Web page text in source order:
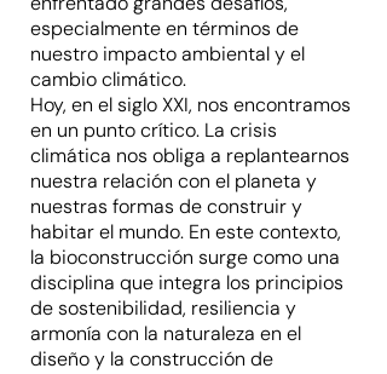
especialmente en términos de
nuestro impacto ambiental y el
cambio climático.
Hoy, en el siglo XXI, nos encontramos
en un punto crítico. La crisis
climática nos obliga a replantearnos
nuestra relación con el planeta y
nuestras formas de construir y
habitar el mundo. En este contexto,
la bioconstrucción surge como una
disciplina que integra los principios
de sostenibilidad, resiliencia y
armonía con la naturaleza en el
diseño y la construcción de